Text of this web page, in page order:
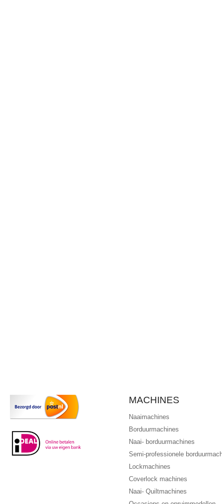
MACHINES
Naaimachines
Borduurmachines
Naai- borduurmachines
Semi-professionele
Lockmachines
Coverlock machines
Naai- Quiltmachines